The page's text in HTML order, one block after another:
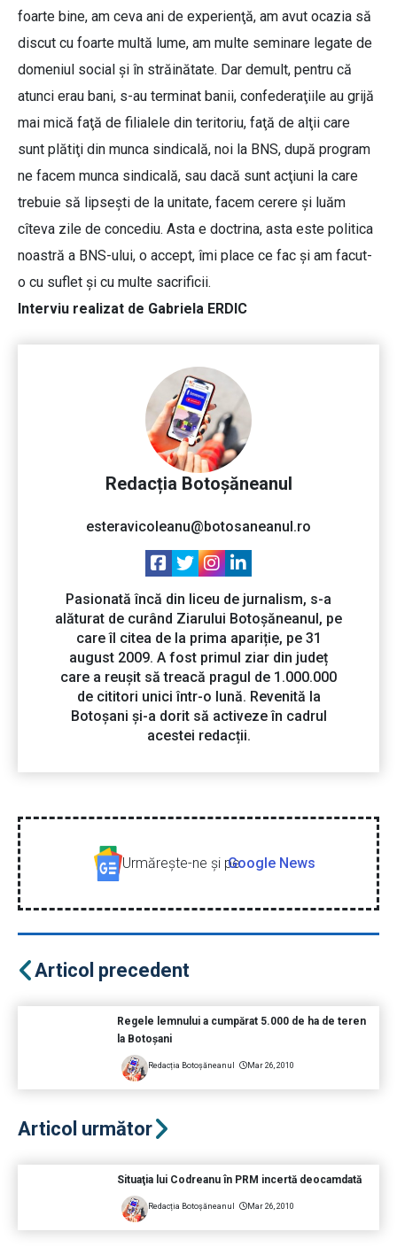
foarte bine, am ceva ani de experienţă, am avut ocazia să
discut cu foarte multă lume, am multe seminare legate de
domeniul social şi în străinătate. Dar demult, pentru că
atunci erau bani, s-au terminat banii, confederaţiile au grijă
mai mică faţă de filialele din teritoriu, faţă de alţii care
sunt plătiţi din munca sindicală, noi la BNS, după program
ne facem munca sindicală, sau dacă sunt acţiuni la care
trebuie să lipseşti de la unitate, facem cerere şi luăm
cîteva zile de concediu. Asta e doctrina, asta este politica
noastră a BNS-ului, o accept, îmi place ce fac şi am facut-
o cu suflet şi cu multe sacrificii.
Interviu realizat de Gabriela ERDIC
Redacția Botoșăneanul
esteravicoleanu@botosaneanul.ro
Pasionată încă din liceu de jurnalism, s-a
alăturat de curând Ziarului Botoșăneanul, pe
care îl citea de la prima apariție, pe 31
august 2009. A fost primul ziar din județ
care a reușit să treacă pragul de 1.000.000
de cititori unici într-o lună. Revenită la
Botoșani și-a dorit să activeze în cadrul
acestei redacții.
Urmăreşte-ne şi peGoogle News
Articol precedent
Regele lemnului a cumpărat 5.000 de ha de teren
la Botoşani
Redacția Botoșăneanul Mar 26, 2010
Articol următor
Situaţia lui Codreanu în PRM incertă deocamdată
Redacția Botoșăneanul Mar 26, 2010